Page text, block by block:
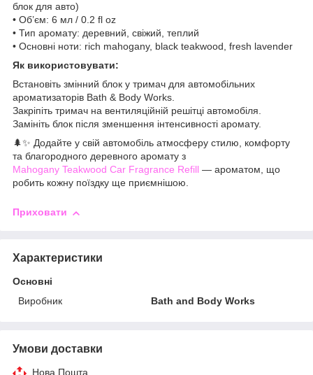
блок для авто)
• Об’єм: 6 мл / 0.2 fl oz
• Тип аромату: деревний, свіжий, теплий
• Основні ноти: rich mahogany, black teakwood, fresh lavender
Як використовувати:
Встановіть змінний блок у тримач для автомобільних
ароматизаторів Bath & Body Works.
Закріпіть тримач на вентиляційній решітці автомобіля.
Замініть блок після зменшення інтенсивності аромату.
🌲✨ Додайте у свій автомобіль атмосферу стилю, комфорту
та благородного деревного аромату з
Mahogany Teakwood Car Fragrance Refill — ароматом, що
робить кожну поїздку ще приємнішою.
Приховати
Характеристики
Основні
Виробник
Bath and Body Works
Умови доставки
Нова Пошта